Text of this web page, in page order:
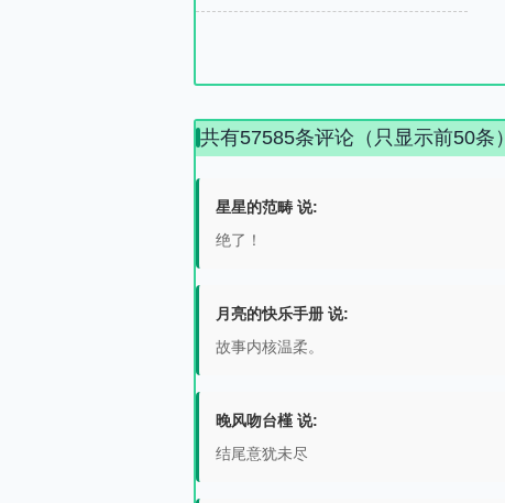
共有57585条评论（只显示前50条）
星星的范畴 说:
绝了！
月亮的快乐手册 说:
故事内核温柔。
晚风吻台槿 说:
结尾意犹未尽